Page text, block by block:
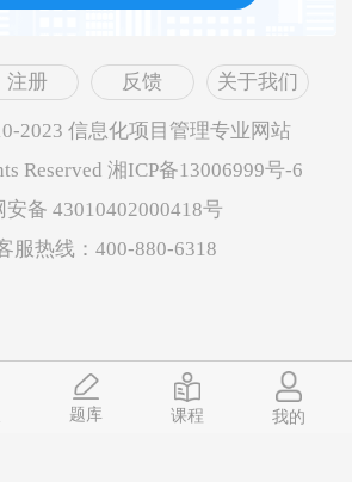
题库 课程 我的
注册 反馈 关于我们
2023 信息化项目管理专业网站
Reserved 湘ICP备13006999号-6
安备 43010402000418号
服热线：400-880-6318